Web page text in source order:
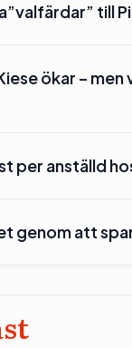
till
ökar – men
per anställd
genom att